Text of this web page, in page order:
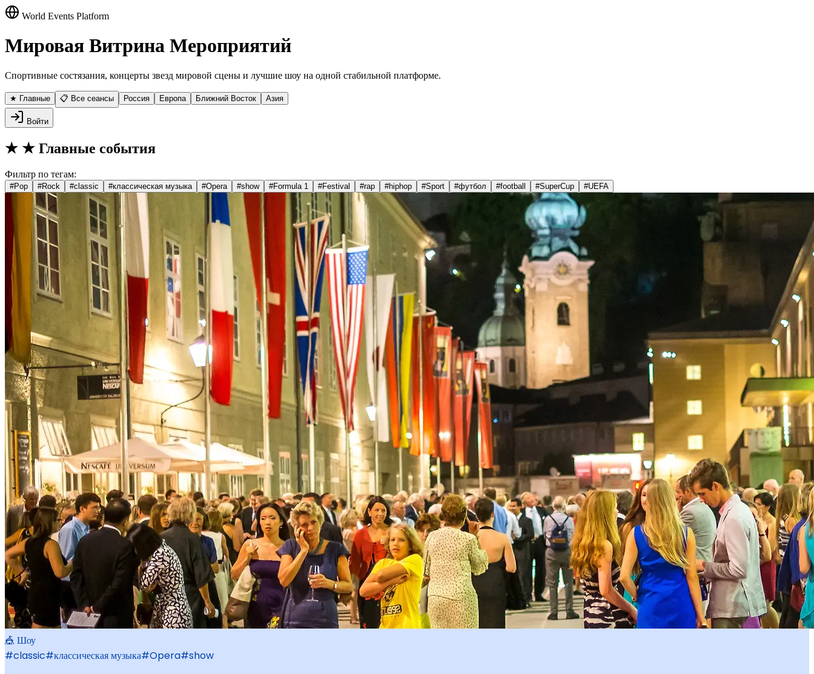
World Events Platform
Мировая Витрина Мероприятий
Спортивные состязания, концерты звезд мировой сцены и лучшие шоу на одной стабильной платформе.
★ Главные 📋 Все сеансы Россия Европа Ближний Восток Азия
Войти
★ ★ Главные события
Фильтр по тегам:
#Pop #Rock #classic #классическая музыка #Opera #show #Formula 1 #Festival #rap #hiphop #Sport #футбол #football #SuperCup #UEFA
🎪 Шоу
#classic#классическая музыка#Opera#show